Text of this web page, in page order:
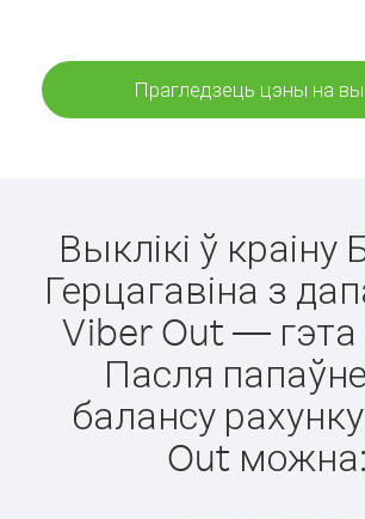
Прагледзець цэны на
Выклікі ў краіну
Герцагавіна з
Viber Out — гэта
Пасля
балансу
Out можна: